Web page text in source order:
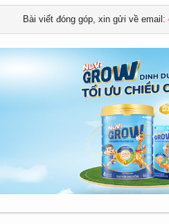
Bài viết đóng góp, xin gửi về email: